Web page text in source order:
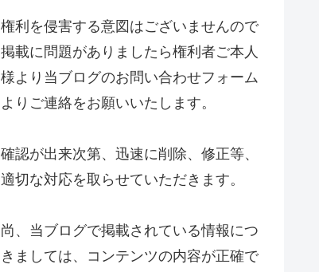
権利を侵害する意図はございませんので
掲載に問題がありましたら権利者ご本人
様より当ブログのお問い合わせフォーム
よりご連絡をお願いいたします。
確認が出来次第、迅速に削除、修正等、
適切な対応を取らせていただきます。
尚、当ブログで掲載されている情報につ
きましては、コンテンツの内容が正確で